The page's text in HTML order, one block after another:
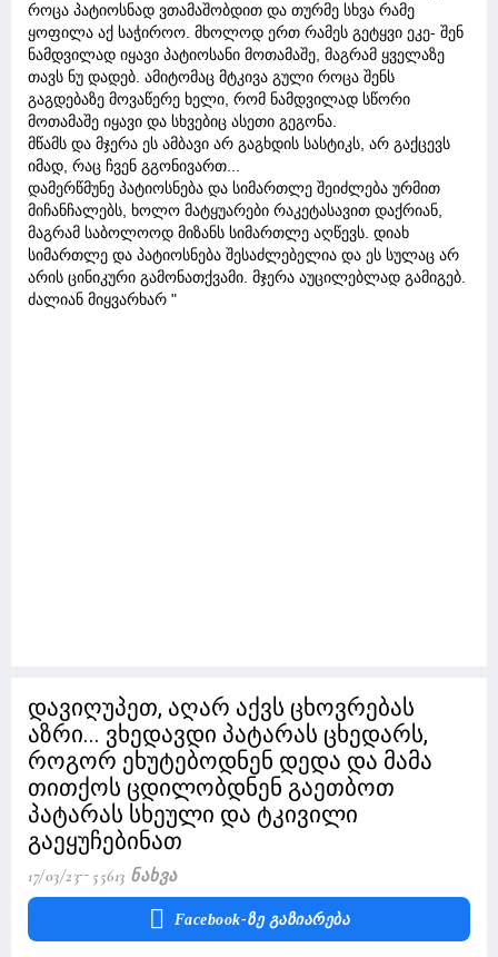
როცა პატიოსნად ვთამაშობდით და თურმე სხვა რამე
ყოფილა აქ საჭიროო. მხოლოდ ერთ რამეს გეტყვი ეკე- შენ
ნამდვილად იყავი პატიოსანი მოთამაშე, მაგრამ ყველაზე
თავს ნუ დადებ. ამიტომაც მტკივა გული როცა შენს
გაგდებაზე მოვაწერე ხელი, რომ ნამდვილად სწორი
მოთამაშე იყავი და სხვებიც ასეთი გეგონა.
მწამს და მჯერა ეს ამბავი არ გაგხდის სასტიკს, არ გაქცევს
იმად, რაც ჩვენ გგონივართ...
დამერწმუნე პატიოსნება და სიმართლე შეიძლება ურმით
მიჩანჩალებს, ხოლო მატყუარები რაკეტასავით დაქრიან,
მაგრამ საბოლოოდ მიზანს სიმართლე აღწევს. დიახ
სიმართლე და პატიოსნება შესაძლებელია და ეს სულაც არ
არის ცინიკური გამონათქვამი. მჯერა აუცილებლად გამიგებ.
ძალიან მიყვარხარ "
დავიღუპეთ, აღარ აქვს ცხოვრებას
აზრი... ვხედავდი პატარას ცხედარს,
როგორ ეხუტებოდნენ დედა და მამა
თითქოს ცდილობდნენ გაეთბოთ
პატარას სხეული და ტკივილი
გაეყუჩებინათ
17/03/23 55613 Ნახვა
Facebook-Ზე Გაზიარება